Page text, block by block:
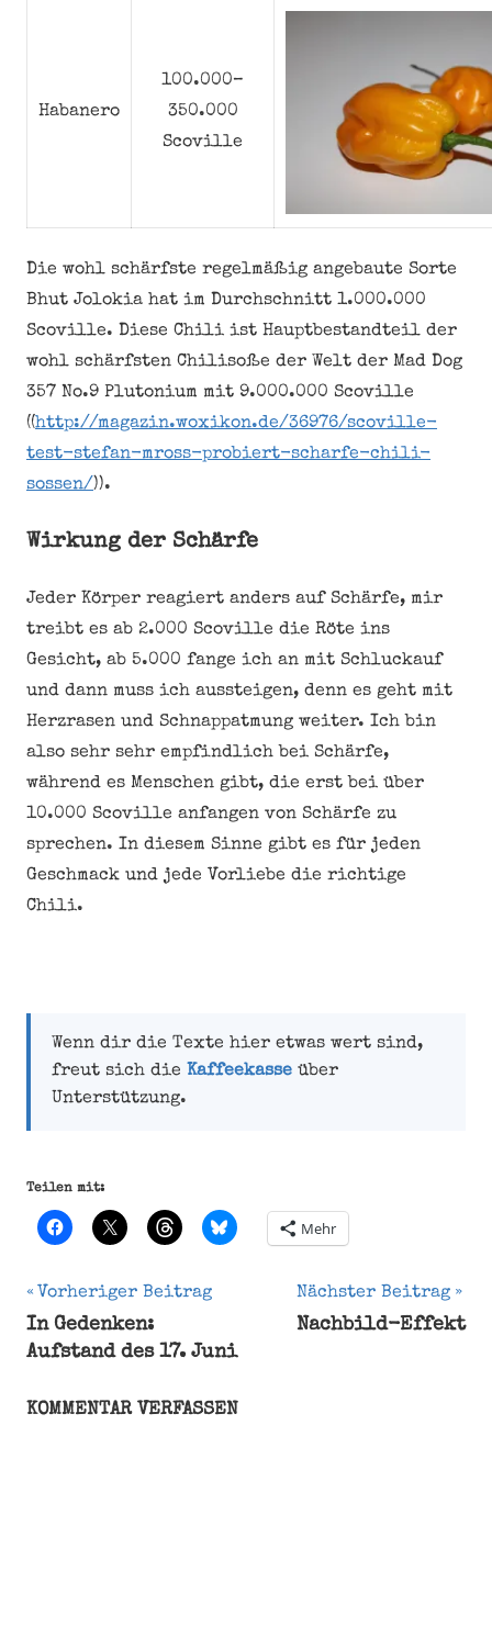
Habanero
100.000–
350.000
Scoville
Die wohl schärfste regelmäßig angebaute Sorte
Bhut Jolokia hat im Durchschnitt 1.000.000
Scoville. Diese Chili ist Hauptbestandteil der
wohl schärfsten Chilisoße der Welt der Mad Dog
357 No.9 Plutonium mit 9.000.000 Scoville
((http://magazin.woxikon.de/36976/scoville-
test-stefan-mross-probiert-scharfe-chili-
sossen/)).
Wirkung der Schärfe
Jeder Körper reagiert anders auf Schärfe, mir
treibt es ab 2.000 Scoville die Röte ins
Gesicht, ab 5.000 fange ich an mit Schluckauf
und dann muss ich aussteigen, denn es geht mit
Herzrasen und Schnappatmung weiter. Ich bin
also sehr sehr empfindlich bei Schärfe,
während es Menschen gibt, die erst bei über
10.000 Scoville anfangen von Schärfe zu
sprechen. In diesem Sinne gibt es für jeden
Geschmack und jede Vorliebe die richtige
Chili.
Wenn dir die Texte hier etwas wert sind,
freut sich die Kaffeekasseüber
Unterstützung.
Teilen mit:
Mehr
Beitragsnavigation
Vorheriger Beitrag
In Gedenken:
Aufstand des 17. Juni
Nächster Beitrag
Nachbild-Effekt
KOMMENTAR VERFASSEN